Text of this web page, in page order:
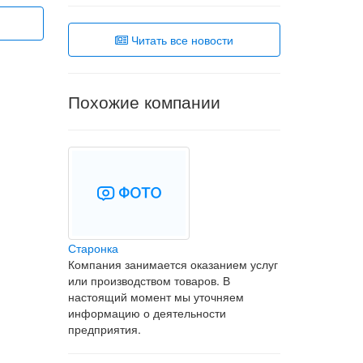
Читать все новости
Похожие компании
Старонка
Компания занимается оказанием услуг
или производством товаров. В
настоящий момент мы уточняем
информацию о деятельности
предприятия.